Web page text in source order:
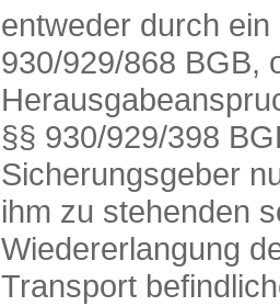
entweder durch
930/929/868 BGB,
§§ 930/929/398
Sicherungsgeber
ihm zu stehenden
Wiedererlangung
Transport